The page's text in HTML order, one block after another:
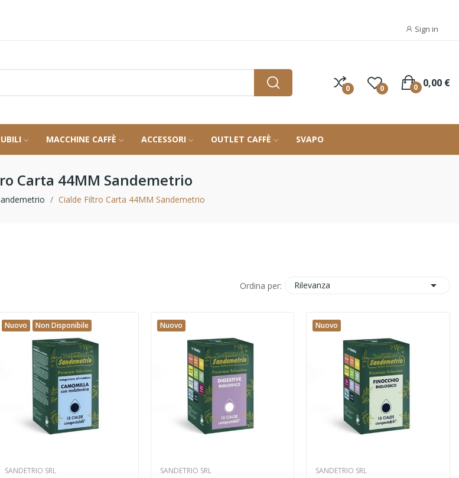
Sign in
0 0 0,00 €
0
MACCHINE CAFFÈ ACCESSORI OUTLET CAFFÈ SVAPO
Carta 44MM Sandemetrio
Cialde Filtro Carta 44MM Sandemetrio
Ordina per: Rilevanza 
Nuovo Non Disponibile
SANDETRIO SRL
Nuovo
SANDETRIO SRL
Nuovo
SANDETRIO SRL